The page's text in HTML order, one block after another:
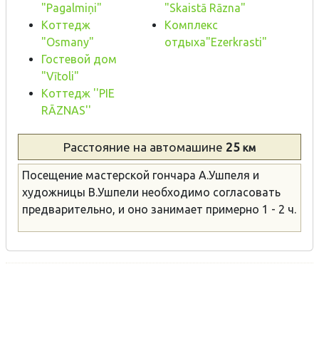
"Pagalmiņi"
Коттедж
"Osmany"
Гостевой дом
"Vītoli"
Коттедж ''PIE
RĀZNAS''
"Skaistā Rāzna"
Комплекс
отдыха"Ezerkrasti"
Расстояние на автомашине 25 км
Посещение мастерской гончара А.Ушпеля и
художницы В.Ушпели необходимо согласовать
предварительно, и оно занимает примерно 1 - 2 ч.